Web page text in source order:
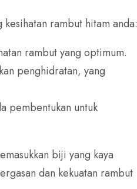
rambut hitam anda:
rambut yang optimum.
penghidratan, yang
pembentukan untuk
biji yang kaya
dan kekuatan rambut